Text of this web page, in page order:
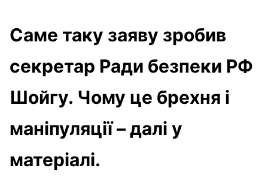
Саме таку заяву зробив
секретар Ради безпеки РФ
Шойгу. Чому це брехня і
маніпуляції – далі у
матеріалі.